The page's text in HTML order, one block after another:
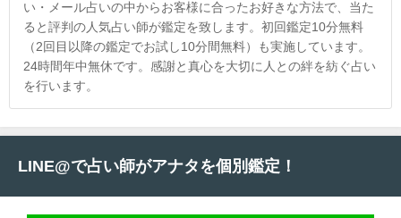
い・メール占いの中からお客様に合ったお好きな方法で、当た
ると評判の人気占い師が鑑定を致します。初回鑑定10分無料
（2回目以降の鑑定でお試し10分間無料）も実施しています。
24時間年中無休です。感謝と真心を大切に人との絆を紡ぐ占い
を行います。
LINE@で占い師がアナタを個別鑑定！